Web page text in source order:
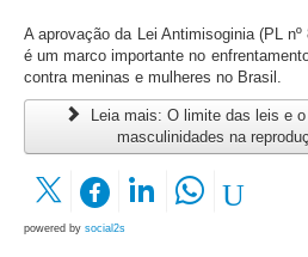
A aprovação da Lei Antimisoginia (PL
é um marco importante no
contra meninas e mulheres no Brasil.
Leia mais: O limite das leis e
masculinidades na
powered by social2s